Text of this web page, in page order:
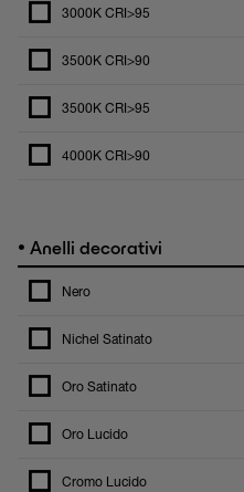
3000K CRI>95
3500K CRI>90
3500K CRI>95
4000K CRI>90
• Anelli decorativi
Nero
Nichel Satinato
Oro Satinato
Oro Lucido
Cromo Lucido